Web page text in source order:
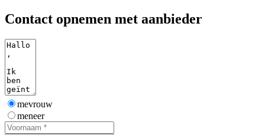
Contact opnemen met aanbieder
mevrouw
meneer